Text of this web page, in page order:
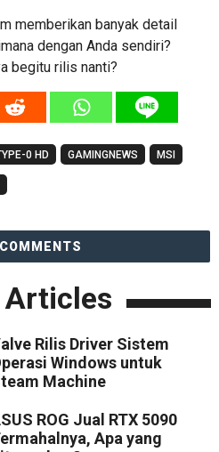
memberikan banyak detail
dengan Anda sendiri?
begitu rilis nanti?
0 HD GAMINGNEWS MSI
Articles
Rilis Driver Sistem
Windows untuk
Machine
ROG Jual RTX 5090
Apa yang